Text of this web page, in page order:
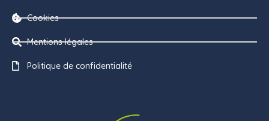
Cookies
Mentions légales
Politique de confidentialité